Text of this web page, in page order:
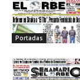
Portadas